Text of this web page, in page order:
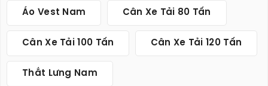
Áo Vest Nam Cân Xe Tải 80 Tấn
Cân Xe Tải 100 Tấn Cân Xe Tải 120 Tấn
Thắt Lưng Nam